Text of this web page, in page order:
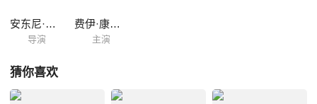
安东尼·阿斯奎斯
导演
费伊·康普顿
主演
猜你喜欢